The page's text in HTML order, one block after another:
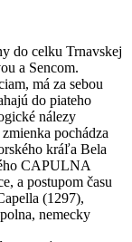
do celku Trnavskej
a Sencom.
má za sebou
do piateho
nálezy
pochádza
kráľa Bela
CAPULNA
a postupom času
(1297),
nemecky